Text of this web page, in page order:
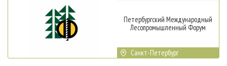
Петербургский Международный
Лесопромышленный Форум
Санкт-Петербург